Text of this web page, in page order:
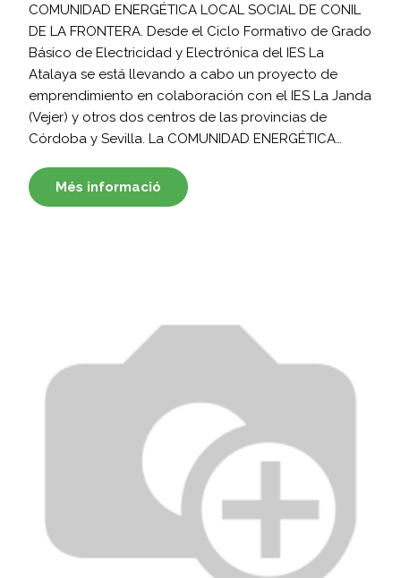
COMUNIDAD ENERGÉTICA LOCAL SOCIAL DE CONIL
DE LA FRONTERA. Desde el Ciclo Formativo de Grado
Básico de Electricidad y Electrónica del IES La
Atalaya se está llevando a cabo un proyecto de
emprendimiento en colaboración con el IES La Janda
(Vejer) y otros dos centros de las provincias de
Córdoba y Sevilla. La COMUNIDAD ENERGÉTICA…
Més informació